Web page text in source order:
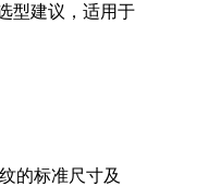
型建议，适用于
的标准尺寸及